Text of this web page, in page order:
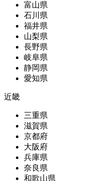
富山県
石川県
福井県
山梨県
長野県
岐阜県
静岡県
愛知県
近畿
三重県
滋賀県
京都府
大阪府
兵庫県
奈良県
和歌山県